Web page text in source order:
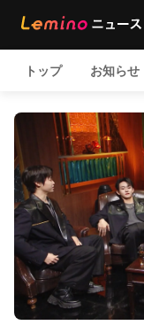
トップ お知らせ